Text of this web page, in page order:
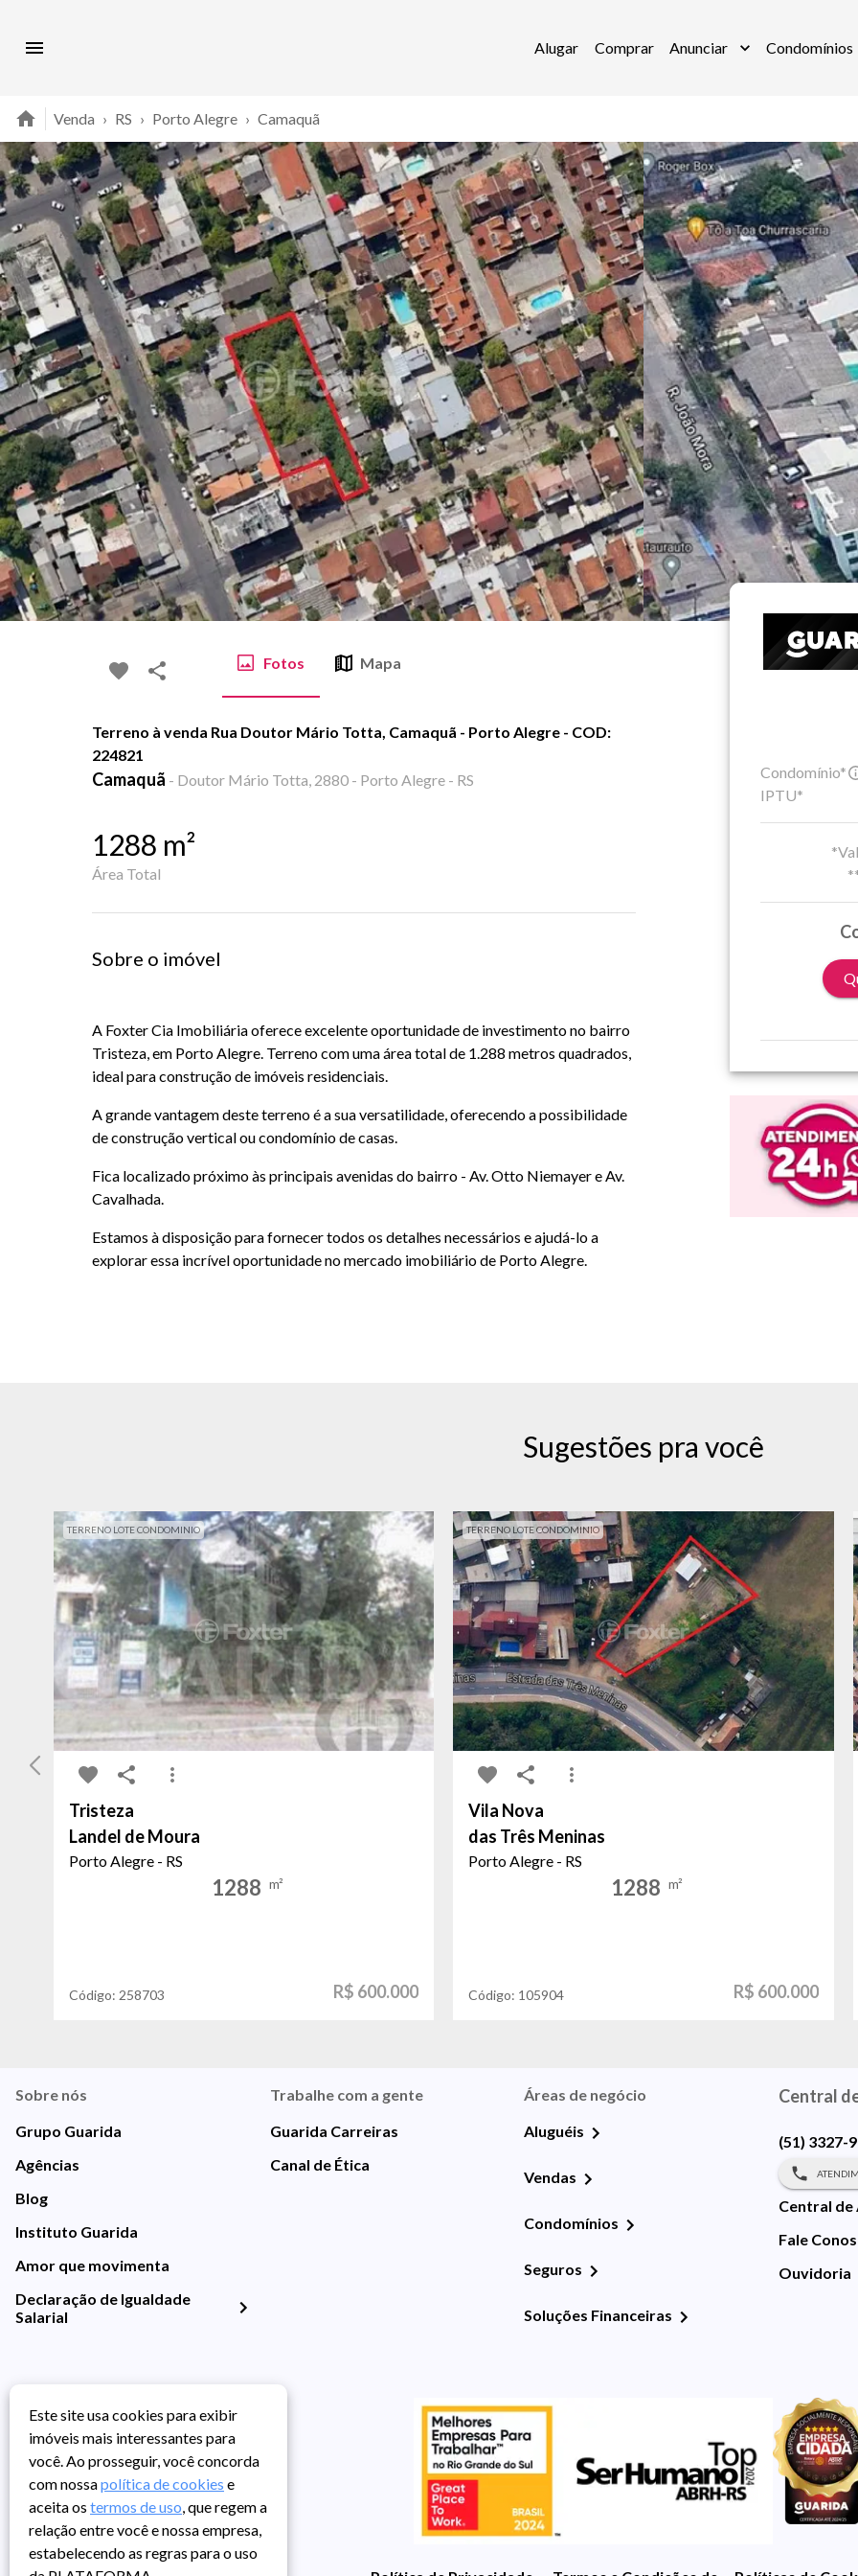
Alugar Comprar Anunciar Condomínios
Venda › RS › Porto Alegre › Camaquã
Fotos Mapa
Terreno à venda Rua Doutor Mário Totta, Camaquã - Porto Alegre - COD:
224821
Camaquã - Doutor Mário Totta, 2880 - Porto Alegre - RS
1288 m²
Área Total
Sobre o imóvel
A Foxter Cia Imobiliária oferece excelente oportunidade de investimento no bairro
Tristeza, em Porto Alegre. Terreno com uma área total de 1.288 metros quadrados,
ideal para construção de imóveis residenciais.
A grande vantagem deste terreno é a sua versatilidade, oferecendo a possibilidade
de construção vertical ou condomínio de casas.
Fica localizado próximo às principais avenidas do bairro - Av. Otto Niemayer e Av.
Cavalhada.
Estamos à disposição para fornecer todos os detalhes necessários e ajudá-lo a
explorar essa incrível oportunidade no mercado imobiliário de Porto Alegre.
Condomínio*
IPTU*
Sugestões pra você
TERRENO LOTE CONDOMINIO
Tristeza
Landel de Moura
Porto Alegre - RS
1288 m²
Código: 258703 R$ 600.000
TERRENO LOTE CONDOMINIO
Vila Nova
das Três Meninas
Porto Alegre - RS
1288 m²
Código: 105904 R$ 600.000
Sobre nós
Grupo Guarida
Agências
Blog
Instituto Guarida
Amor que movimenta
Declaração de Igualdade
Salarial
Trabalhe com a gente
Guarida Carreiras
Canal de Ética
Áreas de negócio
Aluguéis
Vendas
Condomínios
Seguros
Soluções Financeiras
Central
(51) 3327-
Central de
Fale
Ouvidoria
Este site usa cookies para exibir
imóveis mais interessantes para
você. Ao prosseguir, você concorda
com nossapolítica de cookies e
aceita os termos de uso, que regem a
relação entre você e nossa empresa,
estabelecendo as regras para o uso